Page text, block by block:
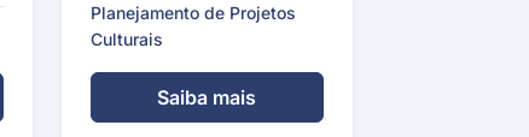
Planejamento de Projetos
Culturais
Saiba mais